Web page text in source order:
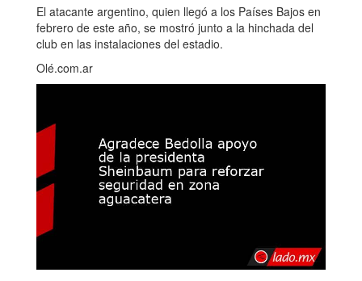
El atacante argentino, quien llegó a los Países Bajos en
febrero de este año, se mostró junto a la hinchada del
club en las instalaciones del estadio.
Olé.com.ar